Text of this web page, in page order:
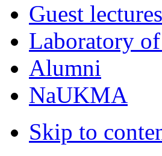
Guest lectures
Laboratory
Alumni
NaUKMA
Skip to